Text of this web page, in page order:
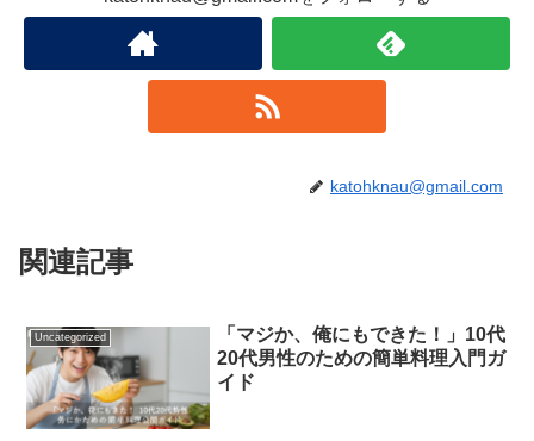
katohknau@gmail.com
関連記事
Uncategorized
「マジか、俺にもできた！」10代
20代男性のための簡単料理入門ガ
イド